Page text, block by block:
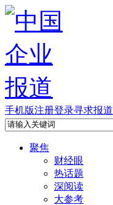
手机版注册登录寻求报道
聚焦
财经眼
热话题
深阅读
大参考